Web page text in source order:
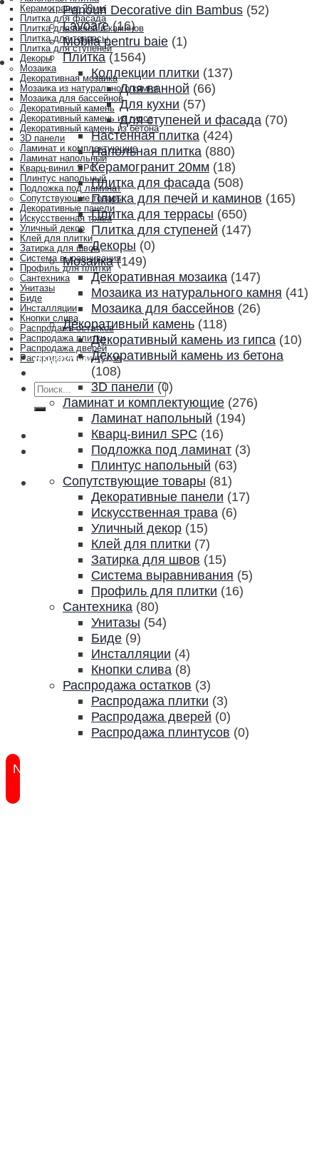
Керамогранит 20мм
Плитка для фасада
Плитка для печей и каминов
Плитка для террасы
Плитка для ступеней
Декоры
Мозаика
Декоративная мозаика
Мозаика из натурального камня
Мозаика для бассейнов
Декоративный камень
Декоративный камень из гипса
Декоративный камень из бетона
3D панели
Ламинат и комплектующие
Ламинат напольный
Кварц-винил SPC
Плинтус напольный
Подложка под ламинат
Сопутствующие товары
Декоративные панели
Искусственная трава
Уличный декор
Клей для плитки
Затирка для швов
Система выравнивания
Профиль для плитки
Сантехника
Унитазы
Биде
Инсталляции
Кнопки слива
Распродажа остатков
Распродажа плитки
Распродажа дверей
Распродажа плинтусов
Акции и скидки
Искать:
Panouri Decorative din Bambus (52)
Lavoare (16)
Mobila pentru baie (1)
Плитка (1564)
Коллекции плитки (137)
Для ванной (66)
Для кухни (57)
Для ступеней и фасада (70)
Настенная плитка (424)
Напольная плитка (880)
Керамогранит 20мм (18)
Плитка для фасада (508)
Плитка для печей и каминов (165)
Плитка для террасы (650)
Плитка для ступеней (147)
Декоры (0)
Мозаика (149)
Декоративная мозаика (147)
Мозаика из натурального камня (41)
Мозаика для бассейнов (26)
Декоративный камень (118)
Декоративный камень из гипса (10)
Декоративный камень из бетона
(108)
3D панели (0)
Ламинат и комплектующие (276)
Ламинат напольный (194)
Кварц-винил SPC (16)
Подложка под ламинат (3)
Плинтус напольный (63)
Сопутствующие товары (81)
Декоративные панели (17)
Искусственная трава (6)
Уличный декор (15)
Клей для плитки (7)
Затирка для швов (15)
Система выравнивания (5)
Профиль для плитки (16)
Сантехника (80)
Унитазы (54)
Биде (9)
Инсталляции (4)
Кнопки слива (8)
Распродажа остатков (3)
Распродажа плитки (3)
Распродажа дверей (0)
Распродажа плинтусов (0)
New